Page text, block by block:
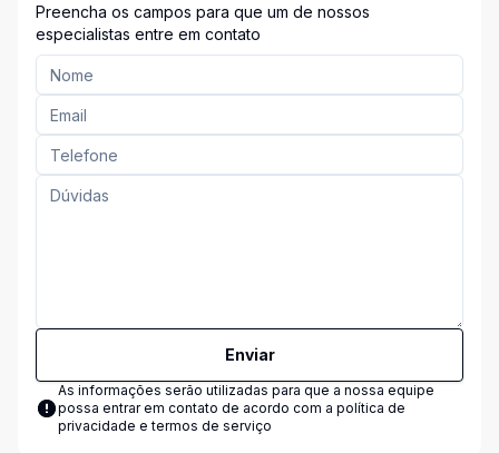
Preencha os campos para que um de nossos
especialistas entre em contato
Enviar
As informações serão utilizadas para que a nossa equipe
possa entrar em contato de acordo com a política de
privacidade e termos de serviço